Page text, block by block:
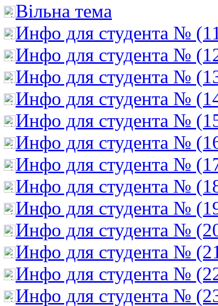
Вільна тема
Инфо для студента №
Инфо для студента №
Инфо для студента №
Инфо для студента №
Инфо для студента №
Инфо для студента №
Инфо для студента №
Инфо для студента №
Инфо для студента №
Инфо для студента №
Инфо для студента №
Инфо для студента №
Инфо для студента №